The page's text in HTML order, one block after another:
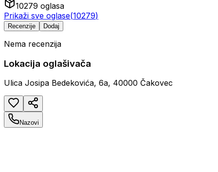
10279 oglasa
Prikaži sve oglase(10279)
Recenzije Dodaj
Nema recenzija
Lokacija oglašivača
Ulica Josipa Bedekovića, 6a, 40000 Čakovec
Nazovi